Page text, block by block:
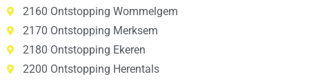
2160 Ontstopping Wommelgem
2170 Ontstopping Merksem
2180 Ontstopping Ekeren
2200 Ontstopping Herentals